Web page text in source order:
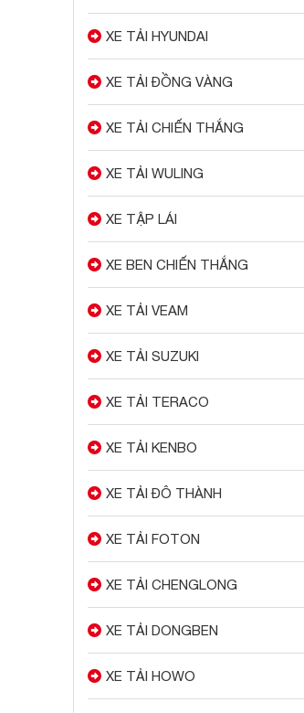
XE TẢI HYUNDAI
XE TẢI ĐỒNG VÀNG
XE TẢI CHIẾN THẮNG
XE TẢI WULING
XE TẬP LÁI
XE BEN CHIẾN THẮNG
XE TẢI VEAM
XE TẢI SUZUKI
XE TẢI TERACO
XE TẢI KENBO
XE TẢI ĐÔ THÀNH
XE TẢI FOTON
XE TẢI CHENGLONG
XE TẢI DONGBEN
XE TẢI HOWO